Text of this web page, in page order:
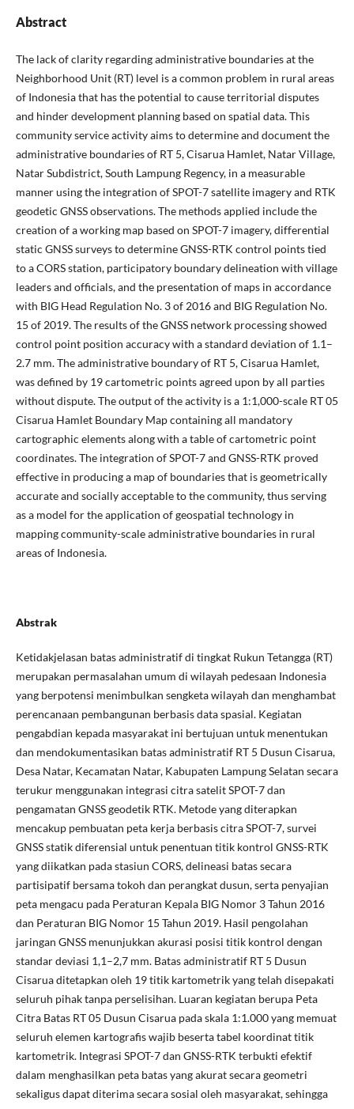
Abstract
The lack of clarity regarding administrative boundaries at the
Neighborhood Unit (RT) level is a common problem in rural areas
of Indonesia that has the potential to cause territorial disputes
and hinder development planning based on spatial data. This
community service activity aims to determine and document the
administrative boundaries of RT 5, Cisarua Hamlet, Natar Village,
Natar Subdistrict, South Lampung Regency, in a measurable
manner using the integration of SPOT-7 satellite imagery and RTK
geodetic GNSS observations. The methods applied include the
creation of a working map based on SPOT-7 imagery, differential
static GNSS surveys to determine GNSS-RTK control points tied
to a CORS station, participatory boundary delineation with village
leaders and officials, and the presentation of maps in accordance
with BIG Head Regulation No. 3 of 2016 and BIG Regulation No.
15 of 2019. The results of the GNSS network processing showed
control point position accuracy with a standard deviation of 1.1–
2.7 mm. The administrative boundary of RT 5, Cisarua Hamlet,
was defined by 19 cartometric points agreed upon by all parties
without dispute. The output of the activity is a 1:1,000-scale RT 05
Cisarua Hamlet Boundary Map containing all mandatory
cartographic elements along with a table of cartometric point
coordinates. The integration of SPOT-7 and GNSS-RTK proved
effective in producing a map of boundaries that is geometrically
accurate and socially acceptable to the community, thus serving
as a model for the application of geospatial technology in
mapping community-scale administrative boundaries in rural
areas of Indonesia.
Abstrak
Ketidakjelasan batas administratif di tingkat Rukun Tetangga (RT)
merupakan permasalahan umum di wilayah pedesaan Indonesia
yang berpotensi menimbulkan sengketa wilayah dan menghambat
perencanaan pembangunan berbasis data spasial. Kegiatan
pengabdian kepada masyarakat ini bertujuan untuk menentukan
dan mendokumentasikan batas administratif RT 5 Dusun Cisarua,
Desa Natar, Kecamatan Natar, Kabupaten Lampung Selatan secara
terukur menggunakan integrasi citra satelit SPOT-7 dan
pengamatan GNSS geodetik RTK. Metode yang diterapkan
mencakup pembuatan peta kerja berbasis citra SPOT-7, survei
GNSS statik diferensial untuk penentuan titik kontrol GNSS-RTK
yang diikatkan pada stasiun CORS, delineasi batas secara
partisipatif bersama tokoh dan perangkat dusun, serta penyajian
peta mengacu pada Peraturan Kepala BIG Nomor 3 Tahun 2016
dan Peraturan BIG Nomor 15 Tahun 2019. Hasil pengolahan
jaringan GNSS menunjukkan akurasi posisi titik kontrol dengan
standar deviasi 1,1–2,7 mm. Batas administratif RT 5 Dusun
Cisarua ditetapkan oleh 19 titik kartometrik yang telah disepakati
seluruh pihak tanpa perselisihan. Luaran kegiatan berupa Peta
Citra Batas RT 05 Dusun Cisarua pada skala 1:1.000 yang memuat
seluruh elemen kartografis wajib beserta tabel koordinat titik
kartometrik. Integrasi SPOT-7 dan GNSS-RTK terbukti efektif
dalam menghasilkan peta batas yang akurat secara geometri
sekaligus dapat diterima secara sosial oleh masyarakat, sehingga